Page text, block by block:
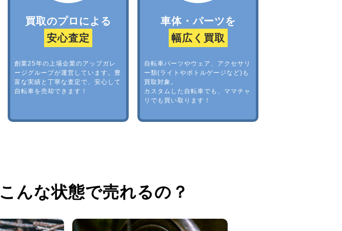
買取のプロによる
安心査定
創業25年の上場企業のアップガレ
ージグループが運営しています。豊
富な実績と丁寧な査定で、安心して
自転車を売却できます！
車体・パーツを
幅広く買取
自転車パーツやウェア、アクセサリ
ー類(ライトやボトルゲージなど)も
買取対象。
カスタムした自転車でも、ママチャ
リでも買い取ります！
こんな状態で売れるの？